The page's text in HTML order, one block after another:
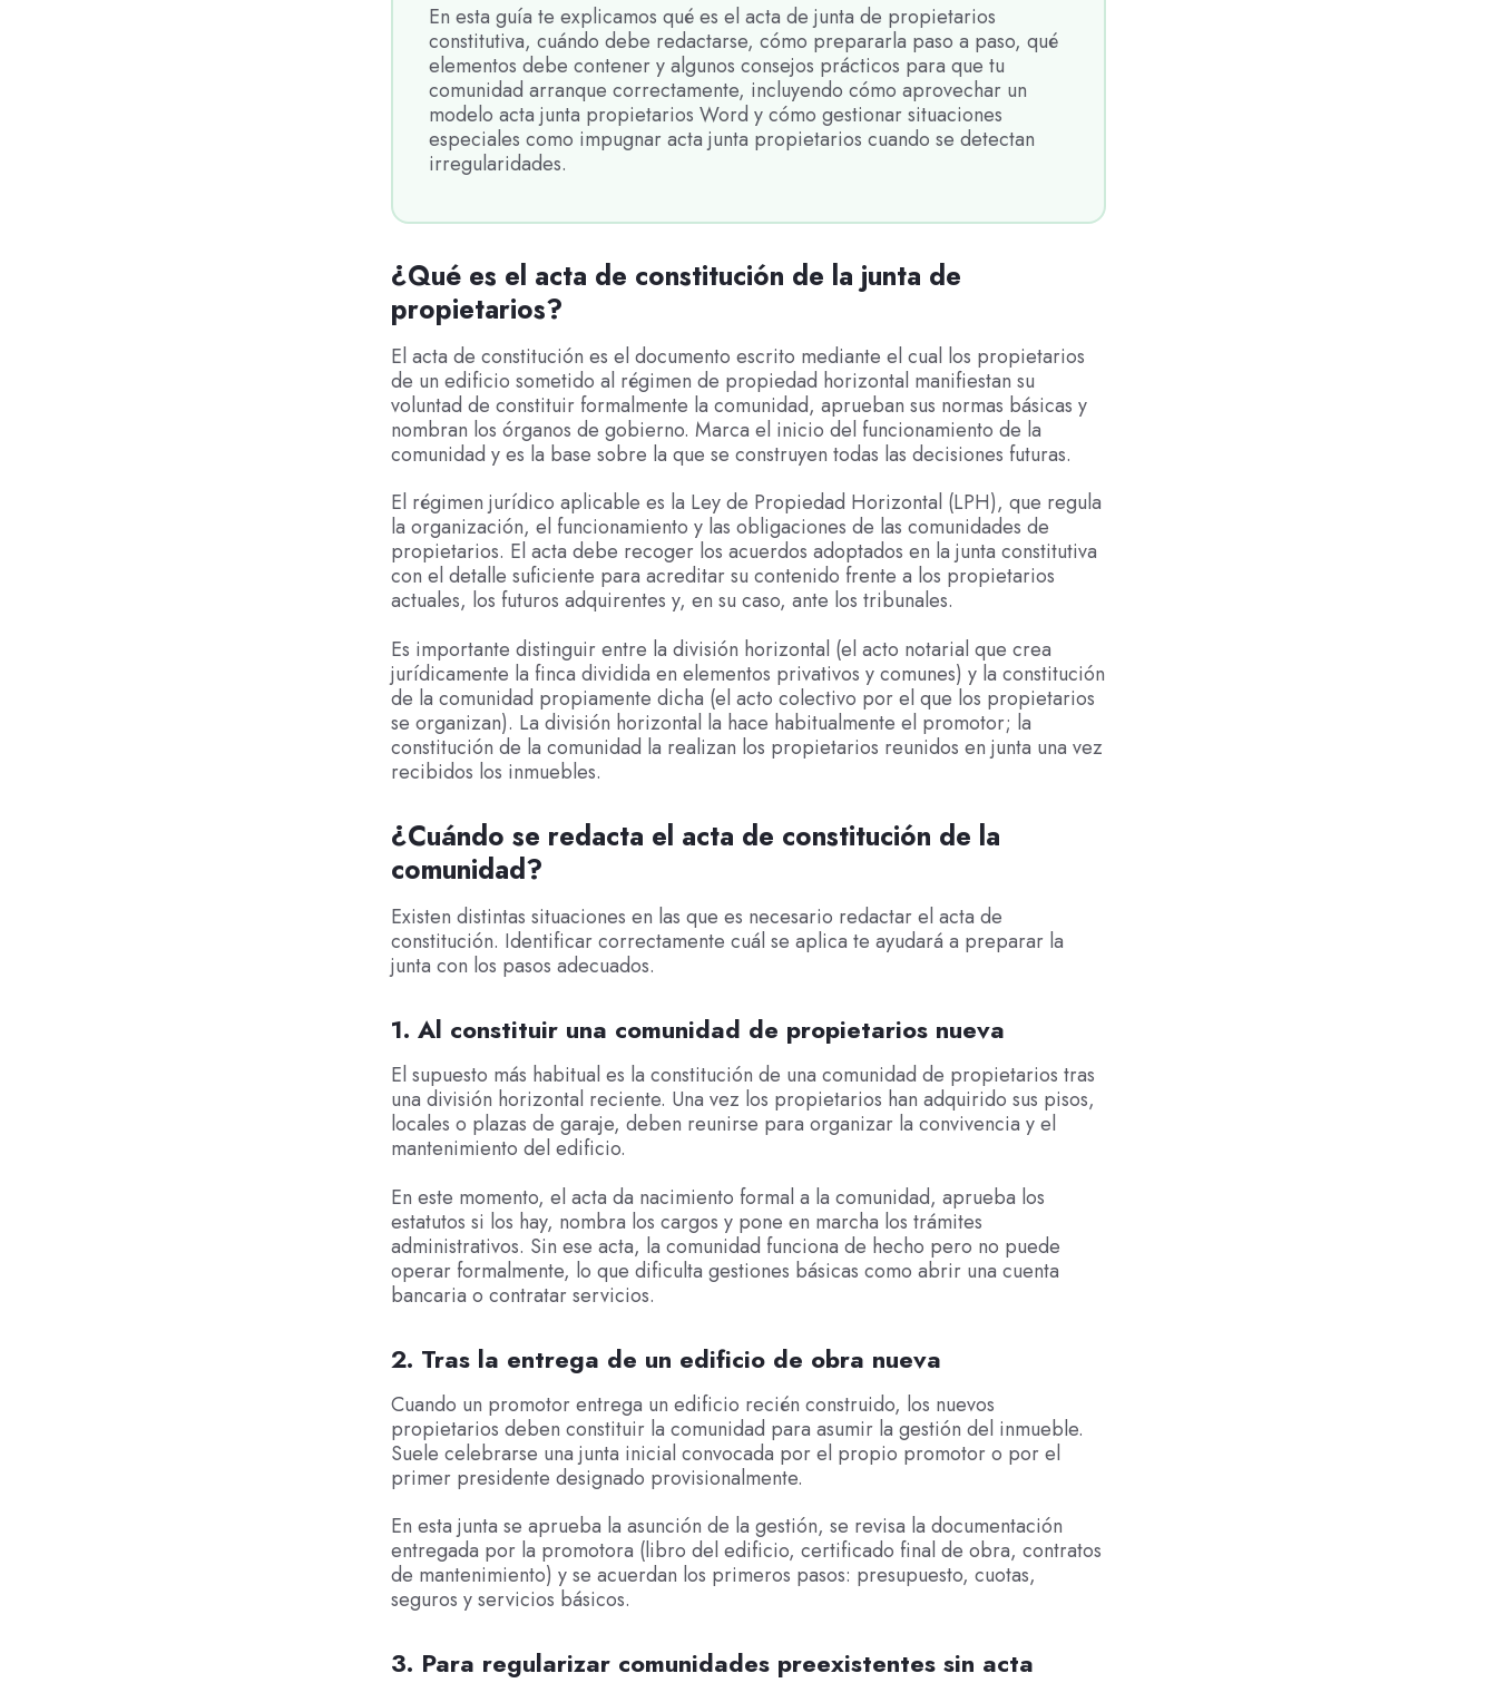
En esta guía te explicamos qué es el acta de junta de propietarios
constitutiva, cuándo debe redactarse, cómo prepararla paso a paso, qué
elementos debe contener y algunos consejos prácticos para que tu
comunidad arranque correctamente, incluyendo cómo aprovechar un
modelo acta junta propietarios Word y cómo gestionar situaciones
especiales como impugnar acta junta propietarios cuando se detectan
irregularidades.
¿Qué es el acta de constitución de la junta de
propietarios?
El acta de constitución es el documento escrito mediante el cual los propietarios
de un edificio sometido al régimen de propiedad horizontal manifiestan su
voluntad de constituir formalmente la comunidad, aprueban sus normas básicas y
nombran los órganos de gobierno. Marca el inicio del funcionamiento de la
comunidad y es la base sobre la que se construyen todas las decisiones futuras.
El régimen jurídico aplicable es la Ley de Propiedad Horizontal (LPH), que regula
la organización, el funcionamiento y las obligaciones de las comunidades de
propietarios. El acta debe recoger los acuerdos adoptados en la junta constitutiva
con el detalle suficiente para acreditar su contenido frente a los propietarios
actuales, los futuros adquirentes y, en su caso, ante los tribunales.
Es importante distinguir entre la división horizontal (el acto notarial que crea
jurídicamente la finca dividida en elementos privativos y comunes) y la constitución
de la comunidad propiamente dicha (el acto colectivo por el que los propietarios
se organizan). La división horizontal la hace habitualmente el promotor; la
constitución de la comunidad la realizan los propietarios reunidos en junta una vez
recibidos los inmuebles.
¿Cuándo se redacta el acta de constitución de la
comunidad?
Existen distintas situaciones en las que es necesario redactar el acta de
constitución. Identificar correctamente cuál se aplica te ayudará a preparar la
junta con los pasos adecuados.
1. Al constituir una comunidad de propietarios nueva
El supuesto más habitual es la constitución de una comunidad de propietarios tras
una división horizontal reciente. Una vez los propietarios han adquirido sus pisos,
locales o plazas de garaje, deben reunirse para organizar la convivencia y el
mantenimiento del edificio.
En este momento, el acta da nacimiento formal a la comunidad, aprueba los
estatutos si los hay, nombra los cargos y pone en marcha los trámites
administrativos. Sin ese acta, la comunidad funciona de hecho pero no puede
operar formalmente, lo que dificulta gestiones básicas como abrir una cuenta
bancaria o contratar servicios.
2. Tras la entrega de un edificio de obra nueva
Cuando un promotor entrega un edificio recién construido, los nuevos
propietarios deben constituir la comunidad para asumir la gestión del inmueble.
Suele celebrarse una junta inicial convocada por el propio promotor o por el
primer presidente designado provisionalmente.
En esta junta se aprueba la asunción de la gestión, se revisa la documentación
entregada por la promotora (libro del edificio, certificado final de obra, contratos
de mantenimiento) y se acuerdan los primeros pasos: presupuesto, cuotas,
seguros y servicios básicos.
3. Para regularizar comunidades preexistentes sin acta